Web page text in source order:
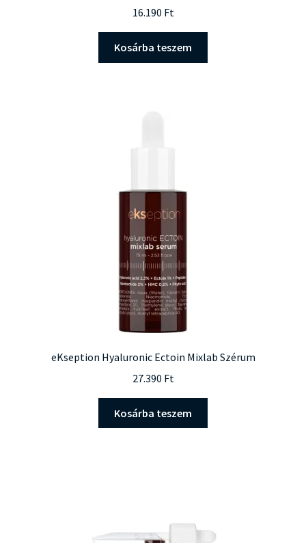
16.190 Ft
Kosárba teszem
eKseption Hyaluronic Ectoin Mixlab Szérum
27.390 Ft
Kosárba teszem